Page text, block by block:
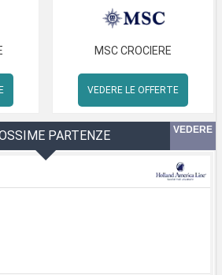
MSC CROCIERE
VEDERE LE OFFERTE
PARTENZE VEDERE